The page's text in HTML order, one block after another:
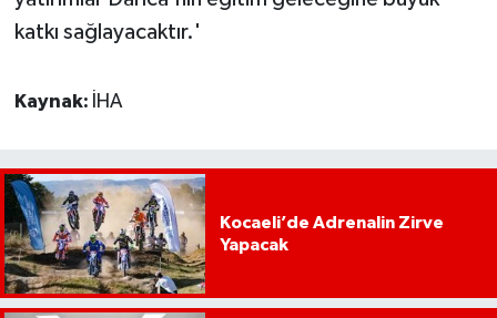
katkı sağlayacaktır.'
Kaynak: İHA
Kocaeli’de Adrenalin Zirve
Yapacak